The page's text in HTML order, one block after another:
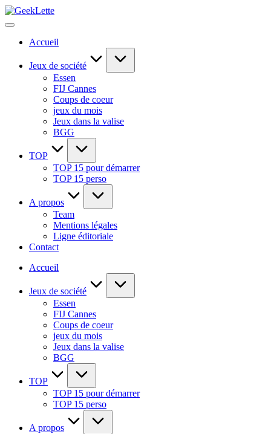
Skip
GeekLette
blog
Accueil
Jeux de société
Essen
FIJ Cannes
Coups de coeur
jeux du mois
Jeux dans la valise
BGG
TOP
TOP 15 pour démarrer
TOP 15 perso
A propos
Team
Mentions légales
Ligne éditoriale
Contact
Accueil
Jeux de société
Essen
FIJ Cannes
Coups de coeur
jeux du mois
Jeux dans la valise
BGG
TOP
TOP 15 pour démarrer
TOP 15 perso
A propos